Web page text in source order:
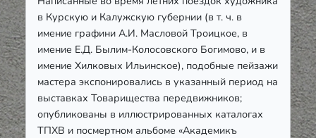
в Курскую и Калужскую губернии (в т. ч. в
имение графини А.И. Масловой Троицкое, в
имение Е.Д. Былим-Колосовского Богимово, и в
имение Хилковых Ильинское), подобные пейзажи
мастера экспонировались в указанный период на
выставках Товарищества передвижников;
опубликованы в иллюстрированных каталогах
ТПХВ и посмертном альбоме «Академикъ